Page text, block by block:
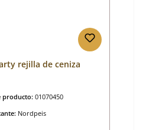
rejilla de ceniza
producto: 01070450
Nordpeis